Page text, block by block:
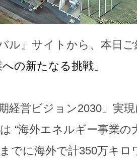
バル』サイトから、本日
への新たなる挑戦」
経営ビジョン2030」実
“海外エネルギー事業の
でに海外で計350万キロ